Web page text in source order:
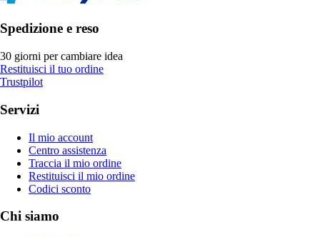
Spedizione e reso
30 giorni per cambiare idea
Restituisci il tuo ordine
Trustpilot
Servizi
Il mio account
Centro assistenza
Traccia il mio ordine
Restituisci il mio ordine
Codici sconto
Chi siamo